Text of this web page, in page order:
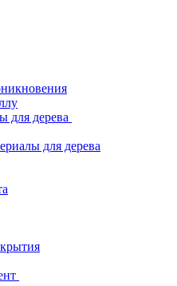
для дерева
для дерева